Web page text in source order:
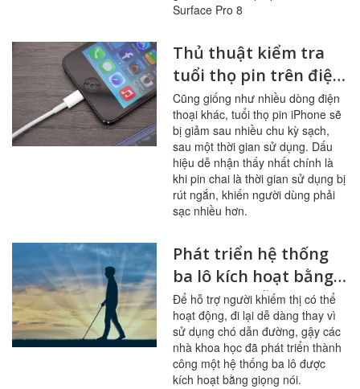
8
Surface Pro 8
Thủ thuật kiểm tra
tuổi thọ pin trên điện
thoại iPhone
Cũng giống như nhiều dòng điện
thoại khác, tuổi thọ pin iPhone sẽ
bị giảm sau nhiều chu kỳ sạch,
sau một thời gian sử dụng. Dấu
hiệu dễ nhận thấy nhất chính là
khi pin chai là thời gian sử dụng bị
rút ngắn, khiến người dùng phải
sạc nhiều hơn.
Phát triển hệ thống
ba lô kích hoạt bằng
giọng nói hỗ trợ
người khiếm thị
Để hỗ trợ người khiếm thị có thể
hoạt động, đi lại dễ dàng thay vì
sử dụng chó dẫn đường, gậy các
nhà khoa học đã phát triển thành
công một hệ thống ba lô được
kích hoạt bằng giọng nói.